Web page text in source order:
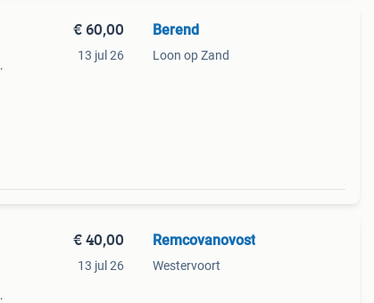
€ 60,00
13 jul 26
Berend
Loon op Zand
€ 40,00
13 jul 26
Remcovanovost
Westervoort